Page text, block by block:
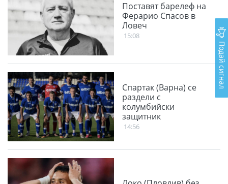
Поставят барелеф на
Ферарио Спасов в
Ловеч
15:08
Спартак (Варна) се
раздели с
колумбийски
защитник
14:56
Подай сигнал